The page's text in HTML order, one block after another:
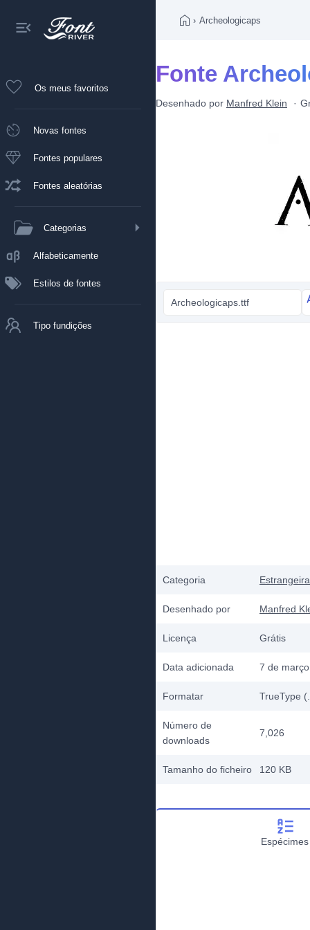
Os meus favoritos
Novas fontes
Fontes populares
Fontes aleatórias
Categorias
Alfabeticamente
Estilos de fontes
Tipo fundições
› Archeologicaps
Fonte
Desenhado por Manfred Klein
Archeologicaps.ttf
Categoria
Desenhado por Manfred
Licença Grátis
Data adicionada 7 de
Formatar TrueType
Número de
downloads
7,026
Tamanho do ficheiro 120 KB
Espécimes